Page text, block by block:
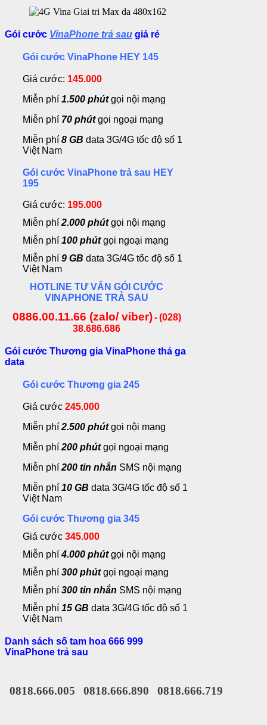
Gói cước VinaPhone trả sau giá rẻ
Gói cước VinaPhone HEY 145
Giá cước: 145.000
Miễn phí 1.500 phútgọi nội mạng
Miễn phí 70 phútgọi ngoại mạng
Miễn phí 8 GB data 3G/4G tốc độ số 1
Việt Nam
Gói cước VinaPhone trả sau HEY
195
Giá cước: 195.000
Miễn phí 2.000 phútgọi nội mạng
Miễn phí 100 phútgọi ngoại mạng
Miễn phí 9 GB data 3G/4G tốc độ số 1
Việt Nam
HOTLINE TƯ VẤN GÓI CƯỚC
VINAPHONE TRẢ SAU
0886.00.11.66 (zalo/ viber)-(028)
38.686.686
Gói cước Thương gia VinaPhone thả ga
data
Gói cước Thương gia 245
Giá cước 245.000
Miễn phí 2.500 phútgọi nội mạng
Miễn phí 200 phútgọi ngoại mạng
Miễn phí 200 tin nhắn SMS nội mạng
Miễn phí 10 GB data 3G/4G tốc độ số 1
Việt Nam
Gói cước Thương gia 345
Giá cước 345.000
Miễn phí4.000 phút gọi nội mạng
Miễn phí 300 phút gọi ngoại mạng
Miễn phí 300 tin nhắn SMS nội mạng
Miễn phí 15 GB data 3G/4G tốc độ số 1
Việt Nam
Danh sách số tam hoa 666 999
VinaPhone trả sau
0818.666.005 0818.666.890 0818.666.719